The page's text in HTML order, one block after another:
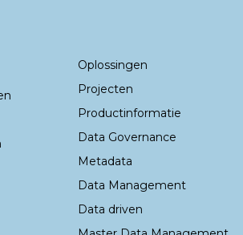
Oplossingen
Projecten
Productinformatie
Data Governance
Metadata
Data Management
Data driven